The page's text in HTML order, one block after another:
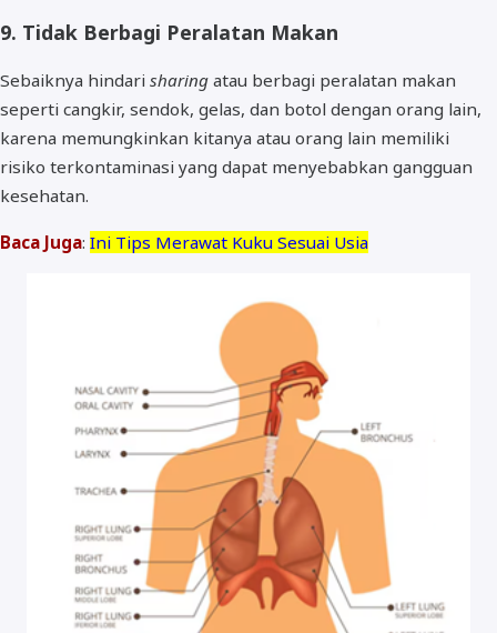
9. Tidak Berbagi Peralatan Makan
Sebaiknya hindari sharing atau berbagi peralatan makan
seperti cangkir, sendok, gelas, dan botol dengan orang lain,
karena memungkinkan kitanya atau orang lain memiliki
risiko terkontaminasi yang dapat menyebabkan gangguan
kesehatan.
Baca Juga: Ini Tips Merawat Kuku Sesuai Usia